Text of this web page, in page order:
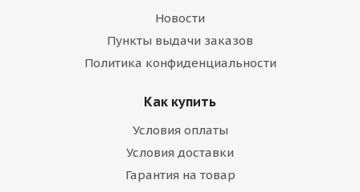
Новости
Пункты выдачи заказов
Политика конфиденциальности
Как купить
Условия оплаты
Условия доставки
Гарантия на товар